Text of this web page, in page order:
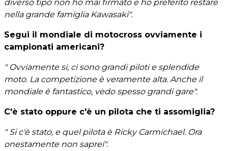
diverso tipo non ho mai firmato e ho preferito restare
nella grande famiglia Kawasaki".
Segui il mondiale di motocross ovviamente i
campionati americani?
" Ovviamente si, ci sono grandi piloti e splendide
moto. La competizione è veramente alta. Anche il
mondiale è fantastico, vedo spesso grandi gare".
C'è stato oppure c'è un pilota che ti assomiglia?
" Si c'è stato, e quel pilota è Ricky Carmichael. Ora
onestamente non saprei".